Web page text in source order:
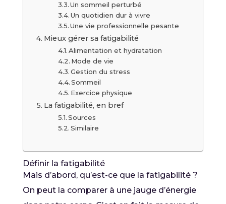
Un sommeil perturbé
Un quotidien dur à vivre
Une vie professionnelle pesante
Mieux gérer sa fatigabilité
Alimentation et hydratation
Mode de vie
Gestion du stress
Sommeil
Exercice physique
La fatigabilité, en bref
Sources
Similaire
Définir la fatigabilité
Mais d’abord, qu’est-ce que la fatigabilité ?
On peut la comparer à une jauge d’énergie